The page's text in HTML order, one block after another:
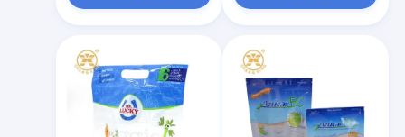
حولنا